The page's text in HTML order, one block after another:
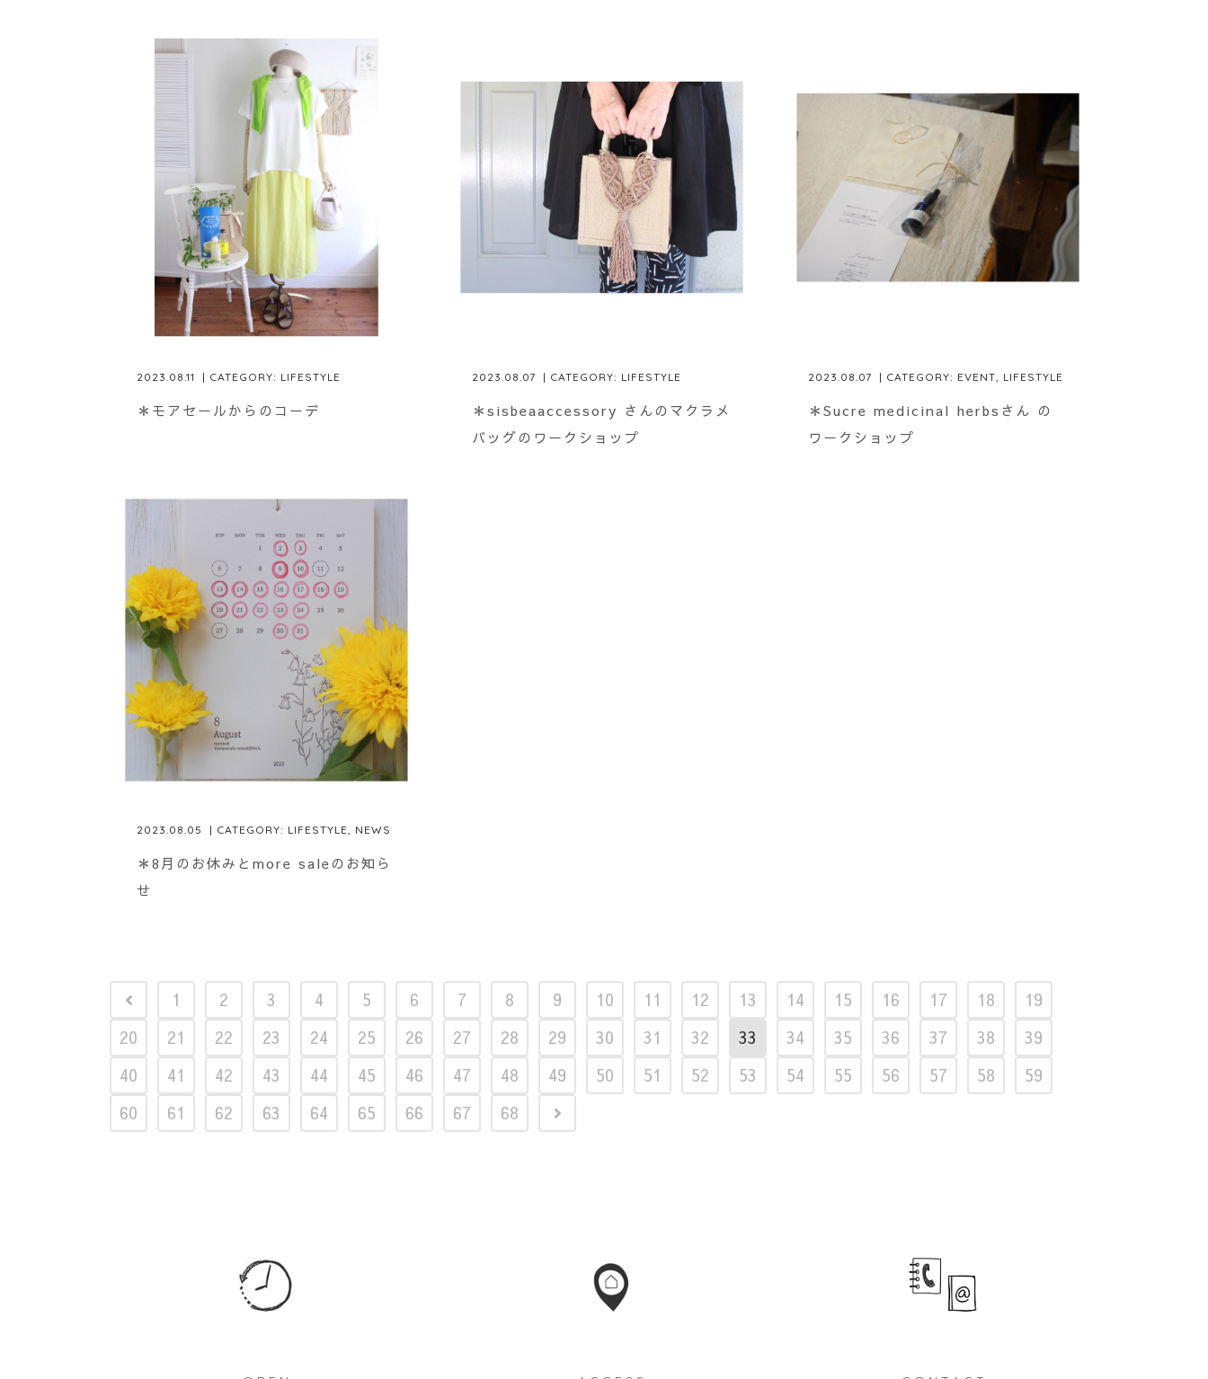
2023.08.11 | CATEGORY: LIFESTYLE
＊モアセールからのコーデ
2023.08.07 | CATEGORY: LIFESTYLE
＊sisbeaaccessory さんのマクラメ
バッグのワークショップ
2023.08.07 | CATEGORY: EVENT LIFESTYLE
＊Sucre medicinal herbsさん の
ワークショップ
2023.08.05 | CATEGORY: LIFESTYLE NEWS
＊8月のお休みとmore saleのお知ら
せ
1 2 3 4 5 6 7 8 9 10 11 12 13 14 15 16 17 18
19
20
21 22 23 24 25 26 27 28 29 30 31 32 33 34 35 36 37 38
39
40
41 42 43 44 45 46 47 48 49 50 51 52 53 54 55 56 57 58
59
60
61 62 63 64 65 66 67 68